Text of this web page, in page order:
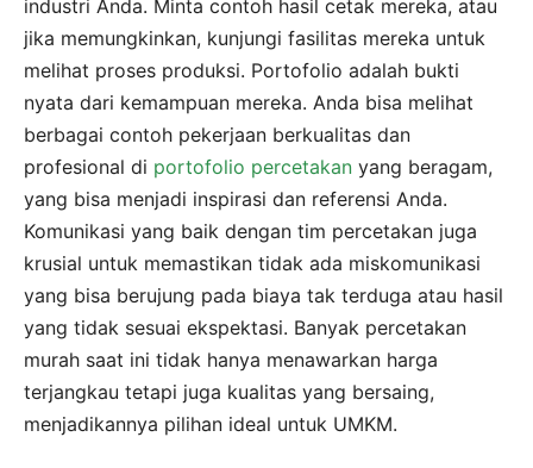
industri Anda. Minta contoh hasil cetak mereka, atau
jika memungkinkan, kunjungi fasilitas mereka untuk
melihat proses produksi. Portofolio adalah bukti
nyata dari kemampuan mereka. Anda bisa melihat
berbagai contoh pekerjaan berkualitas dan
profesional di portofolio percetakan yang beragam,
yang bisa menjadi inspirasi dan referensi Anda.
Komunikasi yang baik dengan tim percetakan juga
krusial untuk memastikan tidak ada miskomunikasi
yang bisa berujung pada biaya tak terduga atau hasil
yang tidak sesuai ekspektasi. Banyak percetakan
murah saat ini tidak hanya menawarkan harga
terjangkau tetapi juga kualitas yang bersaing,
menjadikannya pilihan ideal untuk UMKM.